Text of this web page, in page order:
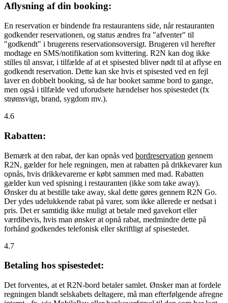
Aflysning af din booking:
En reservation er bindende fra restaurantens side, når restauranten
godkender reservationen, og status ændres fra "afventer" til
"godkendt" i brugerens reservationsoversigt. Brugeren vil herefter
modtage en SMS/notifikation som kvittering. R2N kan dog ikke
stilles til ansvar, i tilfælde af at et spisested bliver nødt til at aflyse en
godkendt reservation. Dette kan ske hvis et spisested ved en fejl
laver en dobbelt booking, så de har booket samme bord to gange,
men også i tilfælde ved uforudsete hændelser hos spisestedet (fx
strømsvigt, brand, sygdom mv.).
4.6
Rabatten:
Bemærk at den rabat, der kan opnås ved bordreservation gennem
R2N, gælder for hele regningen, men at rabatten på drikkevarer kun
opnås, hvis drikkevarerne er købt sammen med mad. Rabatten
gælder kun ved spisning i restauranten (ikke som take away).
Ønsker du at bestille take away, skal dette gøres gennem R2N Go.
Der ydes udelukkende rabat på varer, som ikke allerede er nedsat i
pris. Det er samtidig ikke muligt at betale med gavekort eller
værdibevis, hvis man ønsker at opnå rabat, medmindre dette på
forhånd godkendes telefonisk eller skriftligt af spisestedet.
4.7
Betaling hos spisestedet:
Det forventes, at et R2N-bord betaler samlet. Ønsker man at fordele
regningen blandt selskabets deltagere, må man efterfølgende afregne